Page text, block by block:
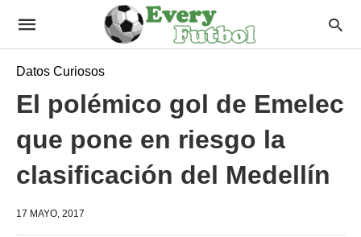
Datos Curiosos
El polémico gol de Emelec
que pone en riesgo la
clasificación del Medellín
17 MAYO, 2017